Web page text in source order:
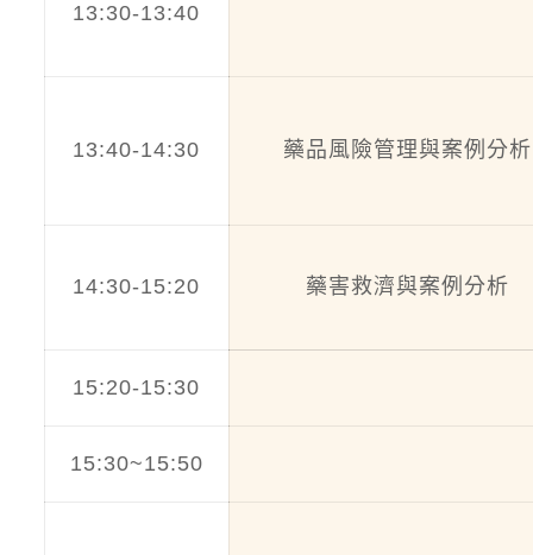
13:30-13:40
13:40-14:30 藥品風險管理與案例分析
14:30-15:20 藥害救濟與案例分析
15:20-15:30
15:30~15:50